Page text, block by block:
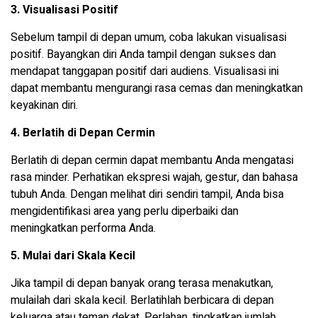
3. Visualisasi Positif
Sebelum tampil di depan umum, coba lakukan visualisasi
positif. Bayangkan diri Anda tampil dengan sukses dan
mendapat tanggapan positif dari audiens. Visualisasi ini
dapat membantu mengurangi rasa cemas dan meningkatkan
keyakinan diri.
4. Berlatih di Depan Cermin
Berlatih di depan cermin dapat membantu Anda mengatasi
rasa minder. Perhatikan ekspresi wajah, gestur, dan bahasa
tubuh Anda. Dengan melihat diri sendiri tampil, Anda bisa
mengidentifikasi area yang perlu diperbaiki dan
meningkatkan performa Anda.
5. Mulai dari Skala Kecil
Jika tampil di depan banyak orang terasa menakutkan,
mulailah dari skala kecil. Berlatihlah berbicara di depan